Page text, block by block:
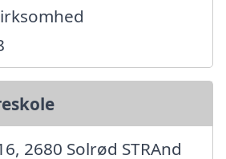
2680 Solrød STRAnd